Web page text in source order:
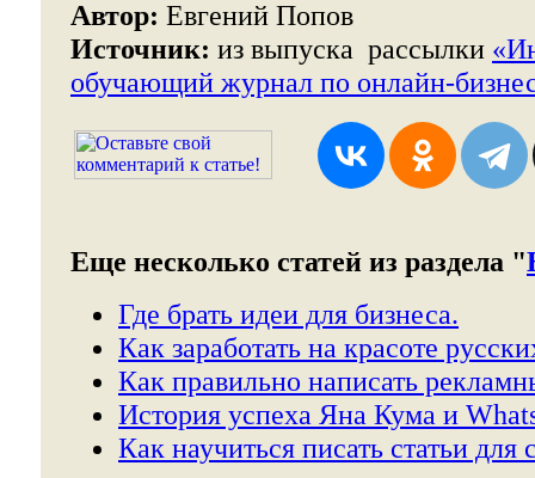
Автор: Евгений Попов
Источник: из выпуска рассылки
обучающий журнал по онлайн-
Еще несколько статей из раздела "
Где брать идеи для бизнеса.
Как заработать на красоте
Как правильно написать
История успеха Яна Кума и
Как научиться писать статьи для